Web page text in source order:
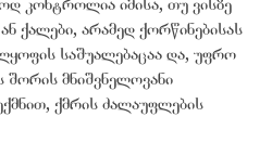
ქალები, არამედ ქორწინებისას
საშუალებაცაა და, უფრო
მნიშვნელოვანი
ქმრის ძალაუფლების